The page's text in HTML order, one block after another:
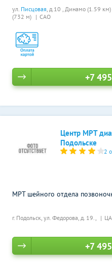
ул. Писцовая, д.10 , Динамо (1.59 км)
(732 м)
САО
+7
Центр МРТ
Подольске
2
г. Подольск, ул. Федорова, д. 19.,
МРТ шейного отдела
+7